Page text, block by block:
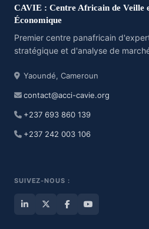
CAVIE : Centre Africain de Veille
Économique
Premier centre panafricain
stratégique et d'analyse de
Yaoundé, Cameroun
contact@acci-cavie.org
+237 693 860 139
+237 242 003 106
SUIVEZ-NOUS :